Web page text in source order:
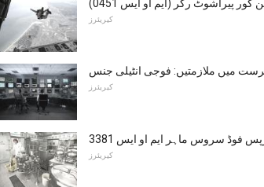
کور پیراشوٹ رگر (ایم او ایس 0451)
کیریئرز
میں ملازمتیں: فوجی انٹیلی جنس
کیریئرز
فوڈ سروس ماہر ایم او ایس 3381
کیریئرز